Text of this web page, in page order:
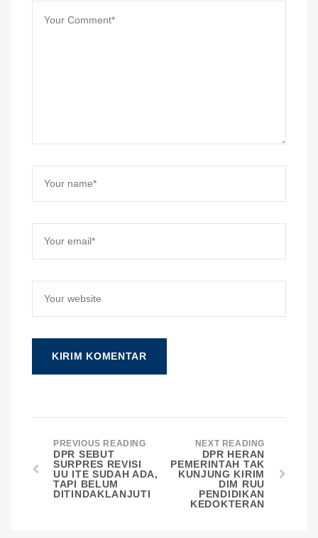
PREVIOUS READING
DPR SEBUT
SURPRES REVISI
UU ITE SUDAH ADA,
TAPI BELUM
DITINDAKLANJUTI
NEXT READING
DPR HERAN
PEMERINTAH TAK
KUNJUNG KIRIM
DIM RUU
PENDIDIKAN
KEDOKTERAN